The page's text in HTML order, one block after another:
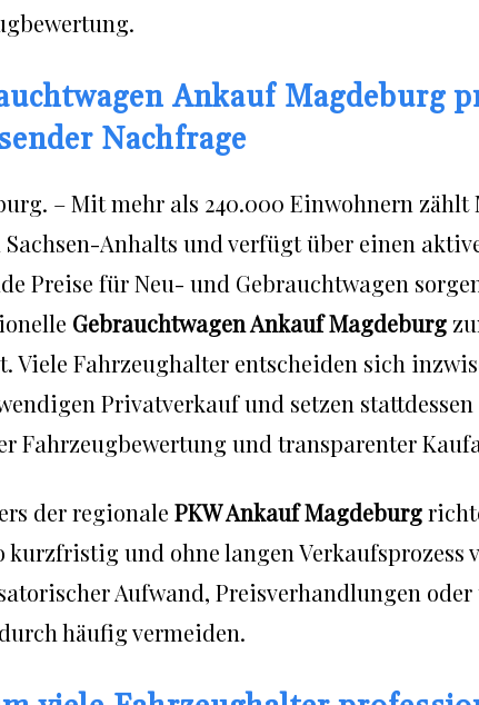
Ankauf Magdeburg
Nachfrage
– Mit mehr als 240.000 Einwohnern
Sachsen-Anhalts und verfügt über einen
Preise für Neu- und Gebrauchtwagen
Gebrauchtwagen Ankauf Magdeburg
Viele Fahrzeughalter entscheiden sich
Privatverkauf und setzen
Fahrzeugbewertung und transparenter
der regionale PKW Ankauf Magdeburg
kurzfristig und ohne langen Verkaufsprozess
Aufwand, Preisverhandlungen oder
häufig vermeiden.